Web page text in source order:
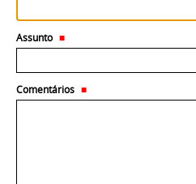
Assunto
Comentários